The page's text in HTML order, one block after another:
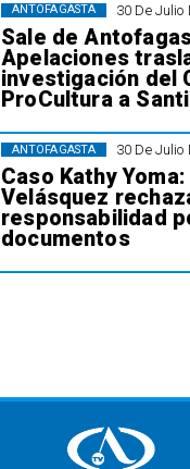
30 De Julio
Sale de
Apelaciones
investigación del
ProCultura a
ANTOFAGASTA
30 De Julio
Caso Kathy
Velásquez
responsabilidad
documentos
ANTOFAGASTA